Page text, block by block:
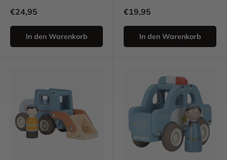
€24,95
In den Warenkorb
€19,95
In den Warenkorb